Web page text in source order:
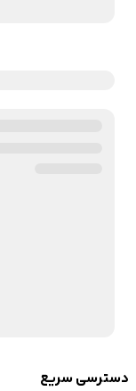
دسترسی سریع